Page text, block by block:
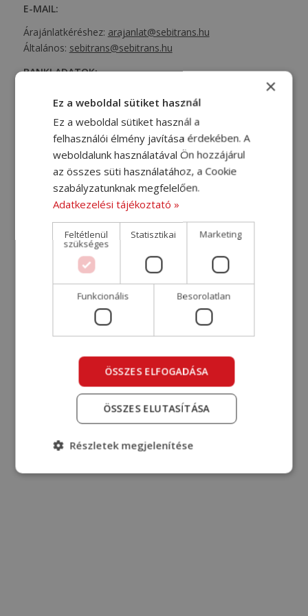
E-MAIL:
Árajánlatkéréshez: arajanlat@sebitrans.hu
Általános: sebitrans@sebitrans.hu
BANKI ADATOK:
Forintos számlaszám:
Külföldről:
HU63 1040 1804 5052 6854 8781 1004
SWIFT/BIC: OKHB HUHB
Euros számlaszám:
1040 1804 5052 6854 8781 1011
Külföldről:
HU68 1040 1804 5052 6854 8781 1011
SWIFT/BIC OKHB HUHB
Hogyan találsz meg minket?
×
Ez a weboldal sütiket használ
Ez a weboldal sütiket használ a
felhasználói élmény javítása érdekében. A
weboldalunk használatával Ön hozzájárul
az összes süti használatához, a Cookie
szabályzatunknak megfelelően.
Adatkezelési tájékoztató »
Feltétlenül
szükséges
Statisztikai Marketing
Funkcionális Besorolatlan
ÖSSZES ELFOGADÁSA
ÖSSZES ELUTASÍTÁSA
Részletek megjelenítése